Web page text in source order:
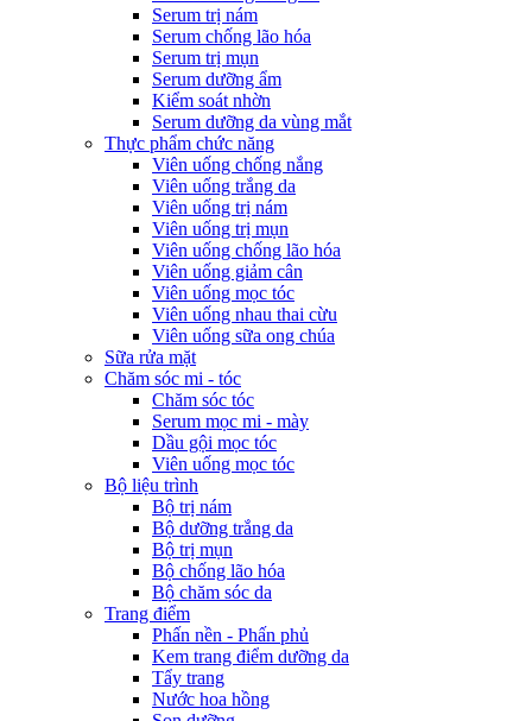
Serum trị nám
Serum chống lão hóa
Serum trị mụn
Serum dưỡng ẩm
Kiểm soát nhờn
Serum dưỡng da vùng mắt
Thực phẩm chức năng
Viên uống chống nắng
Viên uống trắng da
Viên uống trị nám
Viên uống trị mụn
Viên uống chống lão hóa
Viên uống giảm cân
Viên uống mọc tóc
Viên uống nhau thai cừu
Viên uống sữa ong chúa
Sữa rửa mặt
Chăm sóc mi - tóc
Chăm sóc tóc
Serum mọc mi - mày
Dầu gội mọc tóc
Viên uống mọc tóc
Bộ liệu trình
Bộ trị nám
Bộ dưỡng trắng da
Bộ trị mụn
Bộ chống lão hóa
Bộ chăm sóc da
Trang điểm
Phấn nền - Phấn phủ
Kem trang điểm dưỡng da
Tẩy trang
Nước hoa hồng